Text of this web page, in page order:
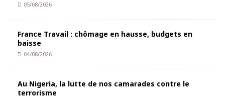
05/08/2026
France Travail : chômage en hausse, budgets en
baisse
04/08/2026
Au Nigeria, la lutte de nos camarades contre le
terrorisme